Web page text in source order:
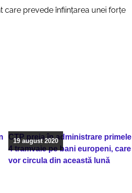
care prevede înființarea unei forțe
CTP preia în administrare primele
4 tramvaie pe bani europeni, care
vor circula din această lună
19 august 2020